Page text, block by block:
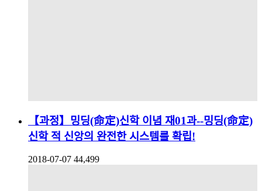
【과정】밍딩(命定)신학 이념 재01과--밍딩(命定)
신학 적 신앙의 완전한 시스템를 확립!
2018-07-07 44,499